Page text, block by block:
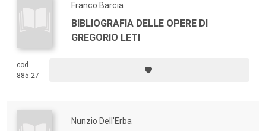
Franco Barcia
BIBLIOGRAFIA DELLE OPERE DI
GREGORIO LETI
cod.
885.27
Nunzio Dell'Erba